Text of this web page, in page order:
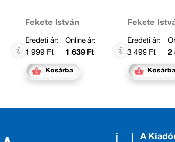
Fekete István
Eredeti ár:
1 999 Ft
Online ár:
1 639 Ft
Kosárba
Fekete
Eredeti ár:
3 499 Ft
2
Kosárba
A